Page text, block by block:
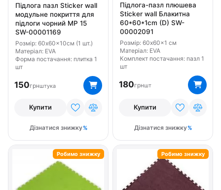
Підлога пазл Sticker wall
модульне покриття для
підлоги чорний МР 15
SW-00001169
Розмір: 60x60x10см (1 шт.)
Матеріал: EVA
Форма постачання: плитка 1
шт
150грнштука
Купити
Дізнатися знижку
Підлога-пазл плюшева
Sticker wall Блакитна
60*60*1cm (D) SW-
00002091
Розмір: 60x60x1 см
Матеріал: EVA
Комплект постачання: пазл 1
шт
180грншт
Купити
Дізнатися знижку
Робимо знижку Робимо знижку